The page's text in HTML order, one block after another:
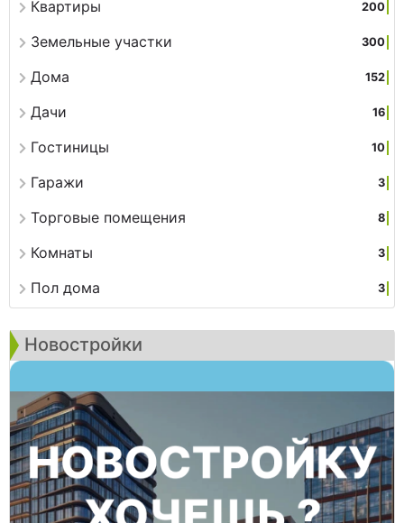
Квартиры 200
Земельные участки 300
Дома 152
Дачи 16
Гостиницы 10
Гаражи 3
Торговые помещения 8
Комнаты 3
Пол дома 3
Новостройки